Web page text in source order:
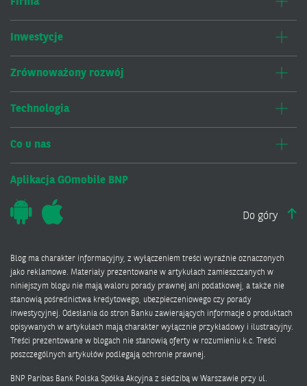
Firma
Inwestycje
Zrównoważony rozwój
Technologia
Co u nas
Aplikacja GOmobile BNP
Do góry
Blog ma charakter informacyjny, z wyłączeniem treści wyraźnie oznaczonych
jako reklamowe. Materiały prezentowane w artykułach zamieszczanych w
niniejszym blogu nie mają waloru porady prawnej ani podatkowej, a także nie
stanowią pośrednictwa kredytowego, ubezpieczeniowego czy porady
inwestycyjnej. Odesłania do stron Banku zawierających informacje o produktach
opisywanych w artykułach mają charakter wyłącznie przykładowy i ilustracyjny.
Treści prezentowane w blogach nie stanowią oferty w rozumieniu k.c. Treści
poszczególnych artykułów podlegają ochronie prawnej.
BNP Paribas Bank Polska Spółka Akcyjna z siedzibą w Warszawie przy ul.